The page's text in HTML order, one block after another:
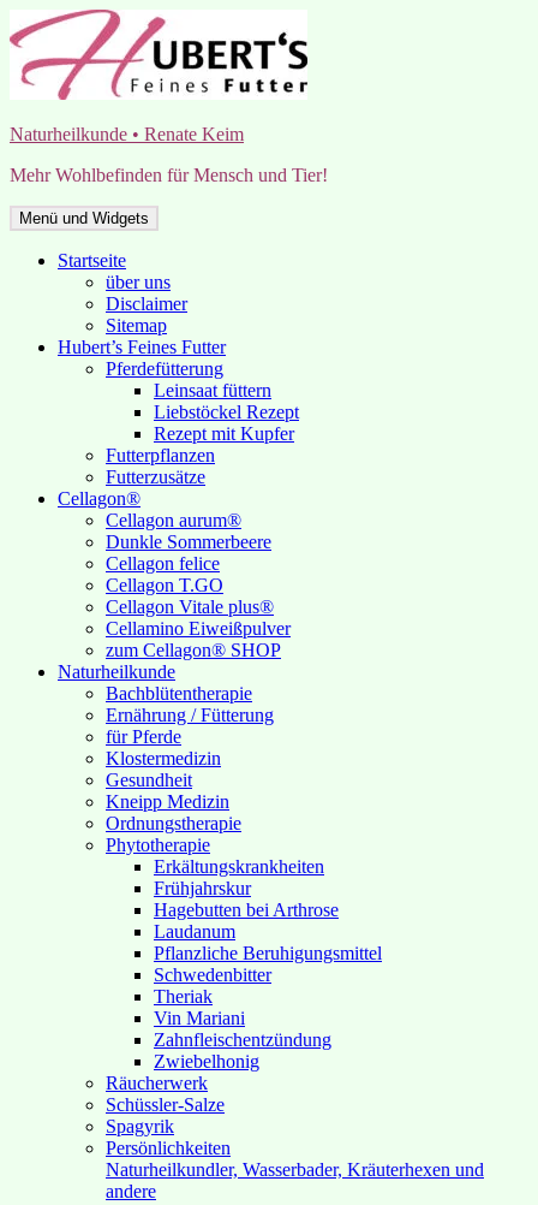
Zum
Inhalt
springen
Naturheilkunde • Renate Keim
Mehr Wohlbefinden für Mensch und Tier!
Menü und Widgets
Startseite
über uns
Disclaimer
Sitemap
Hubert’s Feines Futter
Pferdefütterung
Leinsaat füttern
Liebstöckel Rezept
Rezept mit Kupfer
Futterpflanzen
Futterzusätze
Cellagon®
Cellagon aurum®
Dunkle Sommerbeere
Cellagon felice
Cellagon T.GO
Cellagon Vitale plus®
Cellamino Eiweißpulver
zum Cellagon® SHOP
Naturheilkunde
Bachblütentherapie
Ernährung / Fütterung
für Pferde
Klostermedizin
Gesundheit
Kneipp Medizin
Ordnungstherapie
Phytotherapie
Erkältungskrankheiten
Frühjahrskur
Hagebutten bei Arthrose
Laudanum
Pflanzliche Beruhigungsmittel
Schwedenbitter
Theriak
Vin Mariani
Zahnfleischentzündung
Zwiebelhonig
Räucherwerk
Schüssler-Salze
Spagyrik
Persönlichkeiten
Naturheilkundler, Wasserbader, Kräuterhexen und
andere